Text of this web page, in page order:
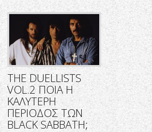
THE DUELLISTS
VOL.2 ΠΟΙΑ Η
ΚΑΛΥΤΕΡΗ
ΠΕΡΙΟΔΟΣ ΤΩΝ
BLACK SABBATH;